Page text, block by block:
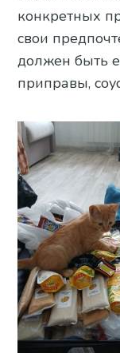
конкретных
свои
должен быть
приправы,